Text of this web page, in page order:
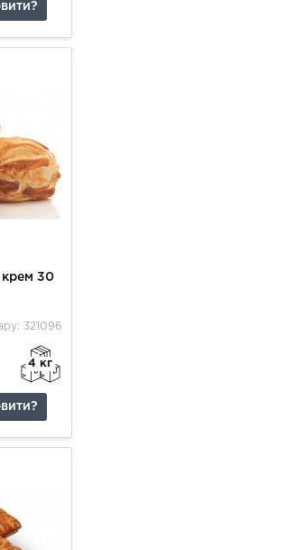
крем 30
321096
4 кг